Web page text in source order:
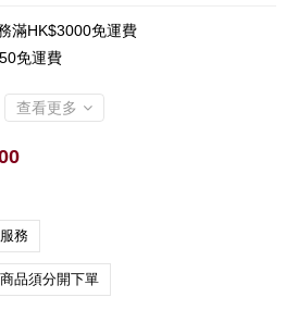
滿HK$3000免運費
免運費
查看更多
務
品須分開下單